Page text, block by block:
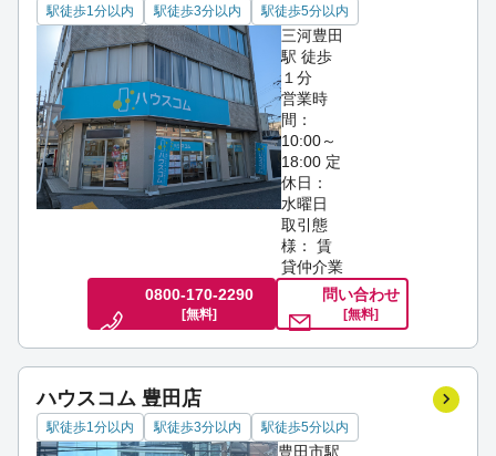
駅徒歩1分以内 駅徒歩3分以内 駅徒歩5分以内
三河豊田
駅 徒歩
１分
営業時
間：
10:00～
18:00 定
休日：
水曜日
取引態
様： 賃
貸仲介業
0800-170-2290
[無料]
問い合わせ
[無料]
ハウスコム 豊田店
駅徒歩1分以内 駅徒歩3分以内 駅徒歩5分以内
豊田市駅